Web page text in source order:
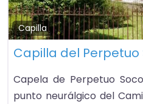
Capilla
Capilla del Perpetuo
Capela de Perpetuo
punto neurálgico del